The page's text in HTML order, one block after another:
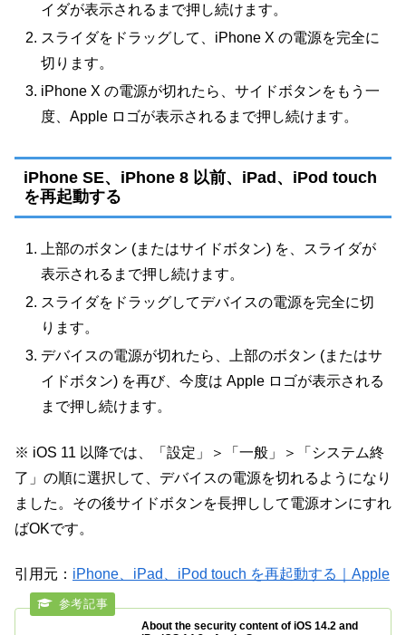
イダが表示されるまで押し続けます。
スライダをドラッグして、iPhone X の電源を完全に
切ります。
iPhone X の電源が切れたら、サイドボタンをもう一
度、Apple ロゴが表示されるまで押し続けます。
iPhone SE、iPhone 8 以前、iPad、iPod touch
を再起動する
上部のボタン (またはサイドボタン) を、スライダが
表示されるまで押し続けます。
スライダをドラッグしてデバイスの電源を完全に切
ります。
デバイスの電源が切れたら、上部のボタン (またはサ
イドボタン) を再び、今度は Apple ロゴが表示される
まで押し続けます。
※ iOS 11 以降では、「設定」＞「一般」＞「システム終
了」の順に選択して、デバイスの電源を切れるようになり
ました。その後サイドボタンを長押しして電源オンにすれ
ばOKです。
引用元： iPhone、iPad、iPod touch を再起動する｜Apple
About the security content of iOS 14.2 and